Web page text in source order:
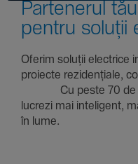
Parte­nerul
pentru soluții
Oferim soluții electrice
proiecte
Cu peste 70 de
lucrezi mai inte­li­gent,
în lume.